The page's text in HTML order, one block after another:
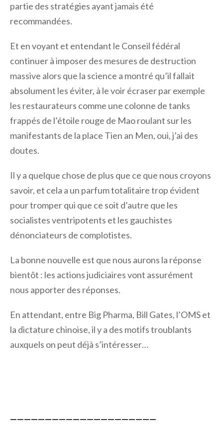
partie des stratégies ayant jamais été
recommandées.
Et en voyant et entendant le Conseil fédéral
continuer à imposer des mesures de destruction
massive alors que la science a montré qu’il fallait
absolument les éviter, à le voir écraser par exemple
les restaurateurs comme une colonne de tanks
frappés de l’étoile rouge de Mao roulant sur les
manifestants de la place Tien an Men, oui, j’ai des
doutes.
Il y a quelque chose de plus que ce que nous croyons
savoir, et cela a un parfum totalitaire trop évident
pour tromper qui que ce soit d’autre que les
socialistes ventripotents et les gauchistes
dénonciateurs de complotistes.
La bonne nouvelle est que nous aurons la réponse
bientôt : les actions judiciaires vont assurément
nous apporter des réponses.
En attendant, entre Big Pharma, Bill Gates, l’OMS et
la dictature chinoise, il y a des motifs troublants
auxquels on peut déjà s’intéresser…
—————————————————————